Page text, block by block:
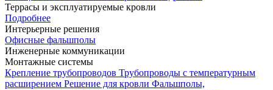
Террасы и эксплуатируемые кровли
Подробнее
Интерьерные решения
Офисные фальшполы
Инженерные коммуникации
Монтажные системы
Крепление трубопроводов Трубопроводы с температурным
расширением Решение для кровли Фальшполы,